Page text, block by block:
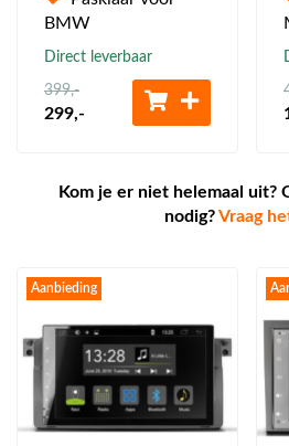
BMW
Direct leverbaar
399,-
299,-
Kom je er niet helemaal uit?
nodig?Vraag
Aanbieding